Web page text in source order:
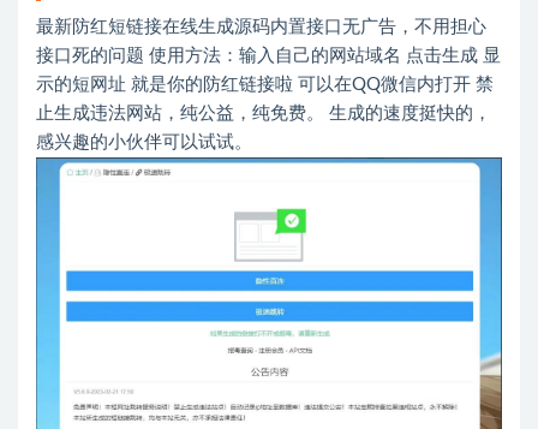
最新防红短链接在线生成源码内置接口无广告，不用担心
接口死的问题 使用方法：输入自己的网站域名 点击生成 显
示的短网址 就是你的防红链接啦 可以在QQ微信内打开 禁
止生成违法网站，纯公益，纯免费。 生成的速度挺快的，
感兴趣的小伙伴可以试试。